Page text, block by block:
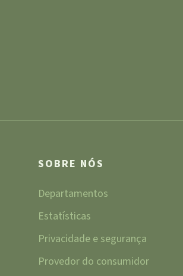
SOBRE NÓS
Departamentos
Estatísticas
Privacidade e segurança
Provedor do consumidor